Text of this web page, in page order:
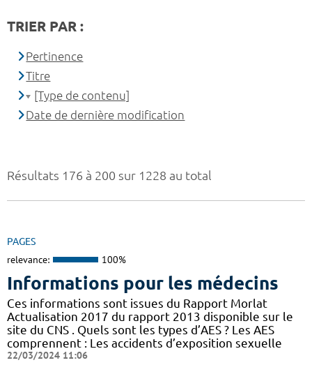
Résultats 176 à 200 sur 1228 au total
PAGES
relevance: 100%
Informations pour les médecins
Ces informations sont issues du Rapport Morlat
Actualisation 2017 du rapport 2013 disponible sur le
site du CNS . Quels sont les types d’AES ? Les AES
comprennent : Les accidents d’exposition sexuelle
22/03/2024 11:06
TRIER PAR :
Pertinence
Titre
[Type de contenu]
Date de dernière modification